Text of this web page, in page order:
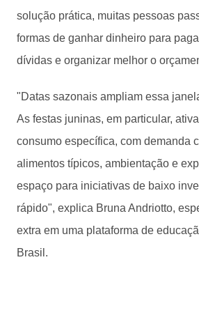
solução prática, muitas pessoas
formas de ganhar dinheiro para
dívidas e organizar melhor o
"Datas sazonais ampliam essa
As festas juninas, em particular,
consumo específica, com demanda
alimentos típicos, ambientação e
espaço para iniciativas de baixo
rápido", explica Bruna Andriotto,
extra em uma plataforma de
Brasil.